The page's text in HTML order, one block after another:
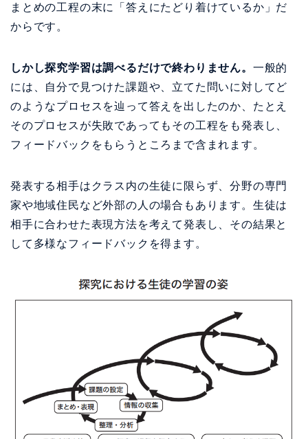
まとめの工程の末に「答えにたどり着けているか」だ
からです。
しかし探究学習は調べるだけで終わりません。 一般的
には、自分で見つけた課題や、立てた問いに対してど
のようなプロセスを辿って答えを出したのか、たとえ
そのプロセスが失敗であってもその工程をも発表し、
フィードバックをもらうところまで含まれます。
発表する相手はクラス内の生徒に限らず、分野の専門
家や地域住民など外部の人の場合もあります。生徒は
相手に合わせた表現方法を考えて発表し、その結果と
して多様なフィードバックを得ます。